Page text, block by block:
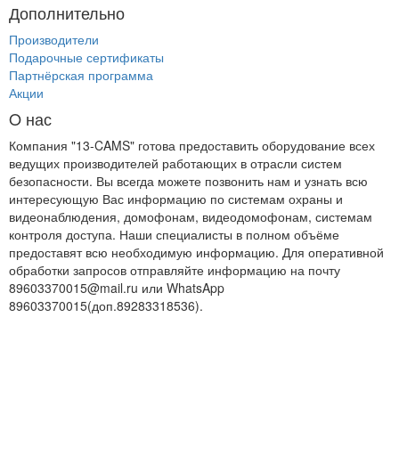
Дополнительно
Производители
Подарочные сертификаты
Партнёрская программа
Акции
O нас
Компания "13-CAMS" готова предоставить оборудование всех
ведущих производителей работающих в отрасли систем
безопасности. Вы всегда можете позвонить нам и узнать всю
интересующую Вас информацию по системам охраны и
видеонаблюдения, домофонам, видеодомофонам, системам
контроля доступа. Наши специалисты в полном объёме
предоставят всю необходимую информацию. Для оперативной
обработки запросов отправляйте информацию на почту
89603370015@mail.ru или WhatsApp
89603370015(доп.89283318536).